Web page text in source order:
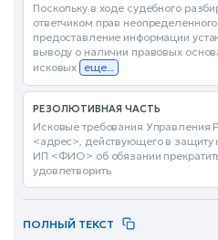
Поскольку в ходе судебного
ответчиком прав
предоставление информации
выводу о наличии правовых
исковых еще...
РЕЗОЛЮТИВНАЯ ЧАСТЬ
Исковые требования Управления
<адрес>, действующего в защиту
ИП <ФИО> об обязании
удовлетворить
ПОЛНЫЙ ТЕКСТ